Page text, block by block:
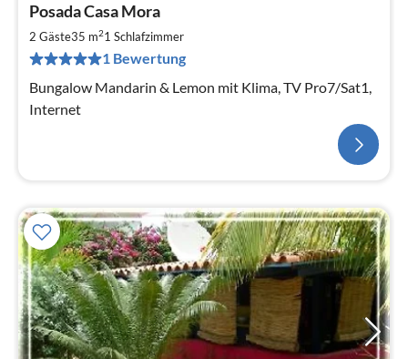
Posada Casa Mora
2 Gäste35 m21 Schlafzimmer
1 Bewertung
Bungalow Mandarin & Lemon mit Klima, TV Pro7/Sat1,
Internet